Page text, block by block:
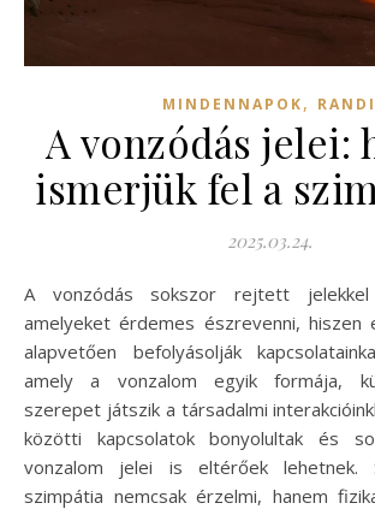
MINDENNAPOK, RANDI
A vonzódás jelei:
ismerjük fel a
2025.03.24.
A vonzódás sokszor rejtett jelekkel nyilvánul meg,
amelyeket érdemes észrevenni, hiszen
alapvetően befolyásolják
amely a vonzalom egyik formája,
szerepet játszik a társadalmi
közötti kapcsolatok bonyolultak és
vonzalom jelei is eltérőek lehetnek.
szimpátia nemcsak érzelmi, hanem